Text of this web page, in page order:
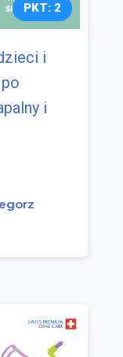
PKT: 2
i
i